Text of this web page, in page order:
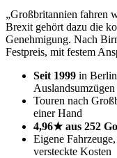
„Großbritannien fahren
Brexit gehört dazu die
Genehmigung. Nach
Festpreis, mit festem
Seit 1999 in
Auslandsumzügen
Touren nach
einer Hand
4,96★ aus 252
Eigene
versteckte Kosten